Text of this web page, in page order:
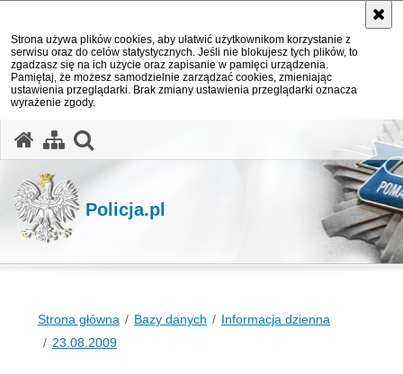
Strona używa plików cookies, aby ułatwić użytkownikom korzystanie z
serwisu oraz do celów statystycznych. Jeśli nie blokujesz tych plików, to
zgadzasz się na ich użycie oraz zapisanie w pamięci urządzenia.
Pamiętaj, że możesz samodzielnie zarządzać cookies, zmieniając
ustawienia przeglądarki. Brak zmiany ustawienia przeglądarki oznacza
wyrażenie zgody.
Policja.pl
Strona główna Bazy danych
Informacja dzienna
23.08.2009